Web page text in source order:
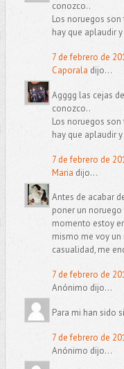
conozco..
Los noruegos
hay que aplaudir y
7 de febrero de
Caporala dijo...
Agggg las cejas
conozco..
Los noruegos
hay que aplaudir y
7 de febrero de
Maria dijo...
Antes de acabar
poner un
momento estoy
mismo me voy
casualidad, me
7 de febrero de
Anónimo dijo...
Para mi han sido
7 de febrero de
Anónimo dijo...